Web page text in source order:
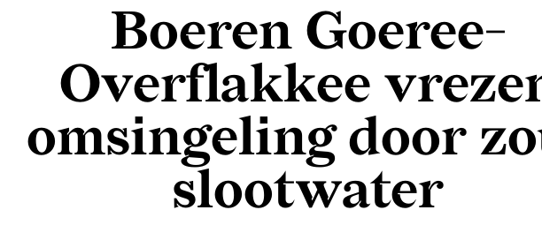
Boeren Goeree-
Overflakkee
omsingeling door
slootwater